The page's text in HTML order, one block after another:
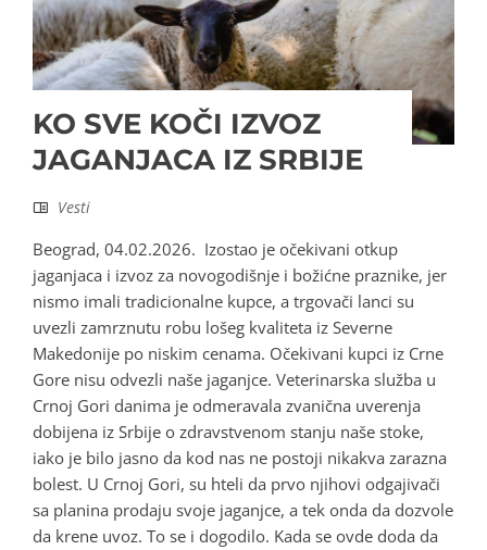
KO SVE KOČI IZVOZ
JAGANJACA IZ SRBIJE
Vesti
Beograd, 04.02.2026. Izostao je očekivani otkup
jaganjaca i izvoz za novogodišnje i božićne praznike, jer
nismo imali tradicionalne kupce, a trgovači lanci su
uvezli zamrznutu robu lošeg kvaliteta iz Severne
Makedonije po niskim cenama. Očekivani kupci iz Crne
Gore nisu odvezli naše jaganjce. Veterinarska služba u
Crnoj Gori danima je odmeravala zvanična uverenja
dobijena iz Srbije o zdravstvenom stanju naše stoke,
iako je bilo jasno da kod nas ne postoji nikakva zarazna
bolest. U Crnoj Gori, su hteli da prvo njihovi odgajivači
sa planina prodaju svoje jaganjce, a tek onda da dozvole
da krene uvoz. To se i dogodilo. Kada se ovde doda da